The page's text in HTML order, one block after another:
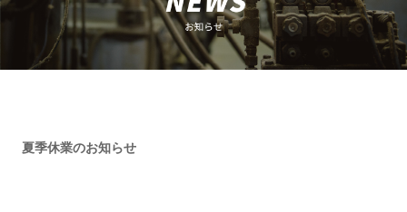
夏季休業のお知らせ